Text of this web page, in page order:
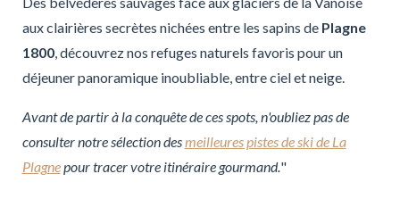
aux clairières secrètes nichées entre les sapins de Plagne
1800, découvrez nos refuges naturels favoris pour un
déjeuner panoramique inoubliable, entre ciel et neige.
Avant de partir à la conquête de ces spots, n'oubliez pas de
consulter notre sélection desmeilleures pistes de ski de La
Plagnepour tracer votre itinéraire gourmand."